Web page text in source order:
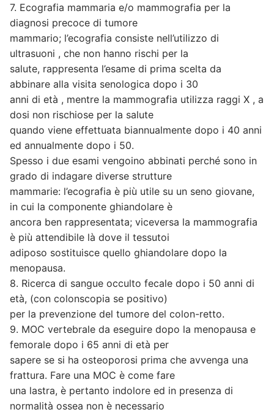
7. Ecografia mammaria e/o mammografia per la
diagnosi precoce di tumore
mammario; l’ecografia consiste nell’utilizzo di
ultrasuoni , che non hanno rischi per la
salute, rappresenta l’esame di prima scelta da
abbinare alla visita senologica dopo i 30
anni di età , mentre la mammografia utilizza raggi X , a
dosi non rischiose per la salute
quando viene effettuata biannualmente dopo i 40 anni
ed annualmente dopo i 50.
Spesso i due esami vengoino abbinati perché sono in
grado di indagare diverse strutture
mammarie: l’ecografia è più utile su un seno giovane,
in cui la componente ghiandolare è
ancora ben rappresentata; viceversa la mammografia
è più attendibile là dove il tessutoi
adiposo sostituisce quello ghiandolare dopo la
menopausa.
8. Ricerca di sangue occulto fecale dopo i 50 anni di
età, (con colonscopia se positivo)
per la prevenzione del tumore del colon-retto.
9. MOC vertebrale da eseguire dopo la menopausa e
femorale dopo i 65 anni di età per
sapere se si ha osteoporosi prima che avvenga una
frattura. Fare una MOC è come fare
una lastra, è pertanto indolore ed in presenza di
normalità ossea non è necessario